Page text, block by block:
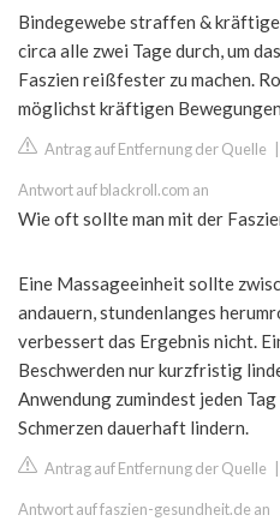
Bindegewebe straffen &
circa alle zwei Tage durch, um
Faszien reißfester zu machen.
möglichst kräftigen
Antrag auf Entfernung der Quelle
Antwort auf blackroll.com an
Wie oft sollte man mit der
Eine Massageeinheit sollte
andauern, stundenlanges
verbessert das Ergebnis nicht.
Beschwerden nur kurzfristig
Anwendung zumindest jeden
Schmerzen dauerhaft lindern.
Antrag auf Entfernung der Quelle
Antwort auf faszien-gesundheit.de an